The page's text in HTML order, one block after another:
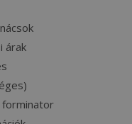
árak
forminator